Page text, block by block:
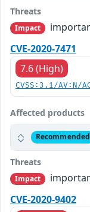
Threats
Impact
CVE-2020-7471
7.6 (High)
CVSS:3.1/AV:N/
Affected products
Recommended
Threats
Impact
CVE-2020-9402